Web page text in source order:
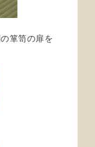
箪笥の扉を